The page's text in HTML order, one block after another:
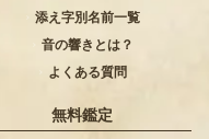
添え字別名前一覧
音の響きとは？
よくある質問
無料鑑定